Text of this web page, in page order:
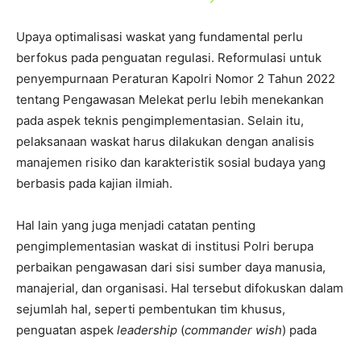
Upaya optimalisasi waskat yang fundamental perlu
berfokus pada penguatan regulasi. Reformulasi untuk
penyempurnaan Peraturan Kapolri Nomor 2 Tahun 2022
tentang Pengawasan Melekat perlu lebih menekankan
pada aspek teknis pengimplementasian. Selain itu,
pelaksanaan waskat harus dilakukan dengan analisis
manajemen risiko dan karakteristik sosial budaya yang
berbasis pada kajian ilmiah.
Hal lain yang juga menjadi catatan penting
pengimplementasian waskat di institusi Polri berupa
perbaikan pengawasan dari sisi sumber daya manusia,
manajerial, dan organisasi. Hal tersebut difokuskan dalam
sejumlah hal, seperti pembentukan tim khusus,
penguatan aspek leadership (commander wish) pada